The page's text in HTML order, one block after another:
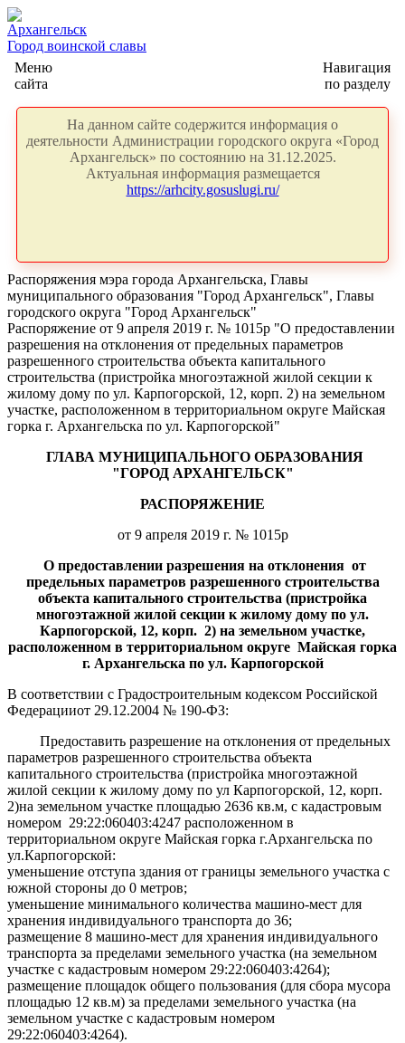
Архангельск
Город воинской славы
Меню
сайта
Навигация
по разделу
На данном сайте содержится информация о
деятельности Администрации городского округа «Город
Архангельск» по состоянию на 31.12.2025.
Актуальная информация размещается
https://arhcity.gosuslugi.ru/
Распоряжения мэра города Архангельска, Главы
муниципального образования "Город Архангельск", Главы
городского округа "Город Архангельск"
Распоряжение от 9 апреля 2019 г. № 1015р "О предоставлении
разрешения на отклонения от предельных параметров
разрешенного строительства объекта капитального
строительства (пристройка многоэтажной жилой секции к
жилому дому по ул. Карпогорской, 12, корп. 2) на земельном
участке, расположенном в территориальном округе Майская
горка г. Архангельска по ул. Карпогорской"
ГЛАВА МУНИЦИПАЛЬНОГО ОБРАЗОВАНИЯ
"ГОРОД АРХАНГЕЛЬСК"
РАСПОРЯЖЕНИЕ
от 9 апреля 2019 г. № 1015р
О предоставлении разрешения на отклонения от
предельных параметров разрешенного строительства
объекта капитального строительства (пристройка
многоэтажной жилой секции к жилому дому по ул.
Карпогорской, 12, корп. 2) на земельном участке,
расположенном в территориальном округе Майская горка
г. Архангельска по ул. Карпогорской
В соответствии с Градостроительным кодексом Российской
Федерацииот 29.12.2004 № 190-ФЗ:
Предоставить разрешение на отклонения от предельных
параметров разрешенного строительства объекта
капитального строительства (пристройка многоэтажной
жилой секции к жилому дому по ул Карпогорской, 12, корп.
2)на земельном участке площадью 2636 кв.м, с кадастровым
номером 29:22:060403:4247 расположенном в
территориальном округе Майская горка г.Архангельска по
ул.Карпогорской:
уменьшение отступа здания от границы земельного участка с
южной стороны до 0 метров;
уменьшение минимального количества машино-мест для
хранения индивидуального транспорта до 36;
размещение 8 машино-мест для хранения индивидуального
транспорта за пределами земельного участка (на земельном
участке с кадастровым номером 29:22:060403:4264);
размещение площадок общего пользования (для сбора мусора
площадью 12 кв.м) за пределами земельного участка (на
земельном участке с кадастровым номером
29:22:060403:4264).